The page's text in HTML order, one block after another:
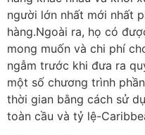
người lớn nhất mới nhất
hàng.Ngoài ra, họ có
mong muốn và chi phí
ngẫm trước khi đưa ra
một số chương trình
thời gian bằng cách sử
toàn cầu và tỷ lệ-